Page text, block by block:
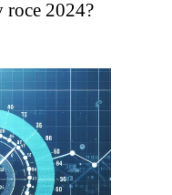
roce 2024?